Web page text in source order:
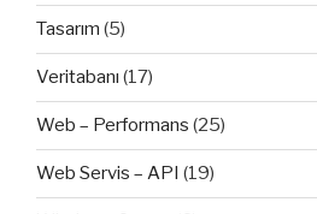
Tasarım (5)
Veritabanı (17)
Web – Performans (25)
Web Servis – API (19)